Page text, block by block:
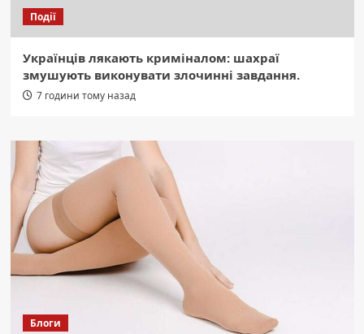
Події
Українців лякають криміналом: шахраї
змушують виконувати злочинні завдання.
7 години тому назад
Блоги